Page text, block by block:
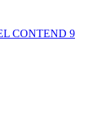
CONTEND 9